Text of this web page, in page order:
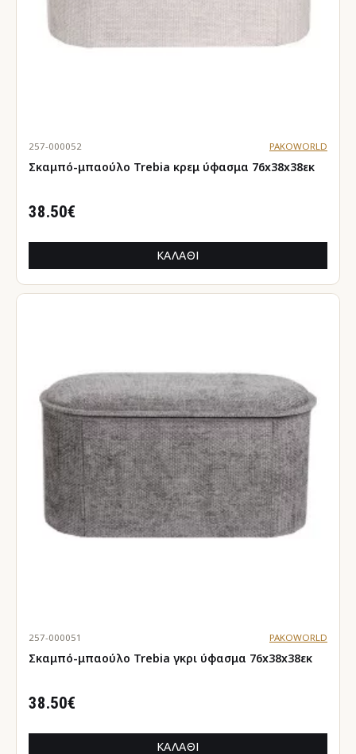
257-000052 PAKOWORLD
Σκαμπό-μπαούλο Trebia κρεμ ύφασμα 76x38x38εκ
38.50€
ΚΑΛΆΘΙ
257-000051 PAKOWORLD
Σκαμπό-μπαούλο Trebia γκρι ύφασμα 76x38x38εκ
38.50€
ΚΑΛΆΘΙ